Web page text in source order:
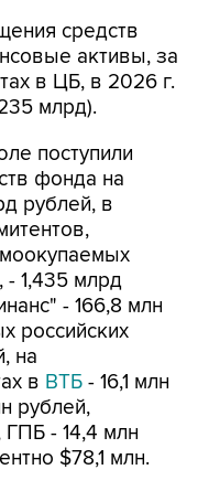
средств
активы, за
в ЦБ, в 2026 г.
млрд).
поступили
фонда на
рублей, в
- 1,435 млрд
- 166,8 млн
российских
на
в ВТБ - 16,1 млн
рублей,
ГПБ - 14,4 млн
$78,1 млн.